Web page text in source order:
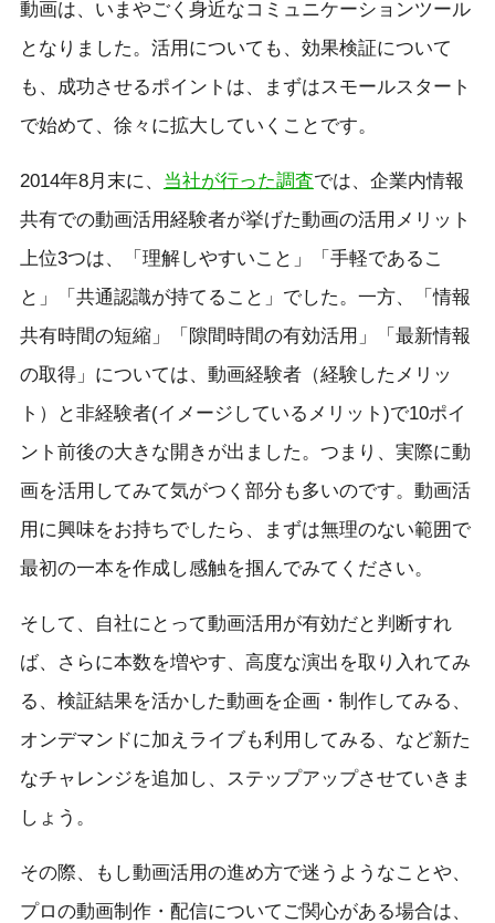
動画は、いまやごく身近なコミュニケーションツール
となりました。活用についても、効果検証について
も、成功させるポイントは、まずはスモールスタート
で始めて、徐々に拡大していくことです。
2014年8月末に、 当社が行った調査では、企業内情報
共有での動画活用経験者が挙げた動画の活用メリット
上位3つは、「理解しやすいこと」「手軽であるこ
と」「共通認識が持てること」でした。一方、「情報
共有時間の短縮」「隙間時間の有効活用」「最新情報
の取得」については、動画経験者（経験したメリッ
ト）と非経験者(イメージしているメリット)で10ポイ
ント前後の大きな開きが出ました。つまり、実際に動
画を活用してみて気がつく部分も多いのです。動画活
用に興味をお持ちでしたら、まずは無理のない範囲で
最初の一本を作成し感触を掴んでみてください。
そして、自社にとって動画活用が有効だと判断すれ
ば、さらに本数を増やす、高度な演出を取り入れてみ
る、検証結果を活かした動画を企画・制作してみる、
オンデマンドに加えライブも利用してみる、など新た
なチャレンジを追加し、ステップアップさせていきま
しょう。
その際、もし動画活用の進め方で迷うようなことや、
プロの動画制作・配信についてご関心がある場合は、